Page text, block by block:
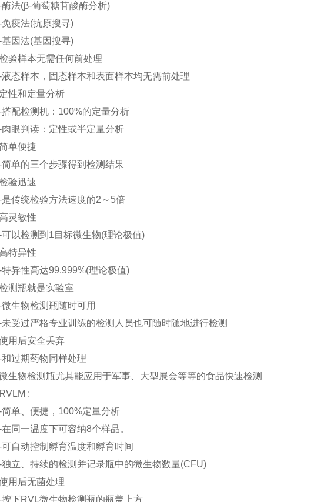
(β-葡萄糖苷酸酶分析)
法(抗原搜寻)
法(基因搜寻)
样本无需任何前处理
样本，固态样本和表面样本均无需前处理
和定量分析
检测机：100%的定量分析
判读：定性或半定量分析
便捷
的三个步骤得到检测结果
迅速
统检验方法速度的2～5倍
敏性
检测到1目标微生物(理论极值)
异性
性高达99.999%(理论极值)
瓶就是实验室
物检测瓶随时可用
过严格专业训练的检测人员也可随时随地进行检测
后安全丢弃
期药物同样处理
物检测瓶尤其能应用于军事、大型展会等等的食品快速检测
:
、便捷，100%定量分析
一温度下可容纳8个样品。
动控制孵育温度和孵育时间
、持续的检测并记录瓶中的微生物数量(CFU)
后无菌处理
RVL微生物检测瓶的瓶盖上方